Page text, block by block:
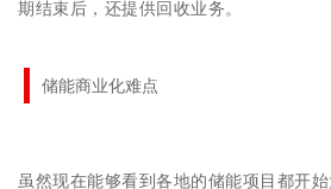
期结束后，还提供回收业务。
储能商业化难点
虽然现在能够看到各地的储能项目都开